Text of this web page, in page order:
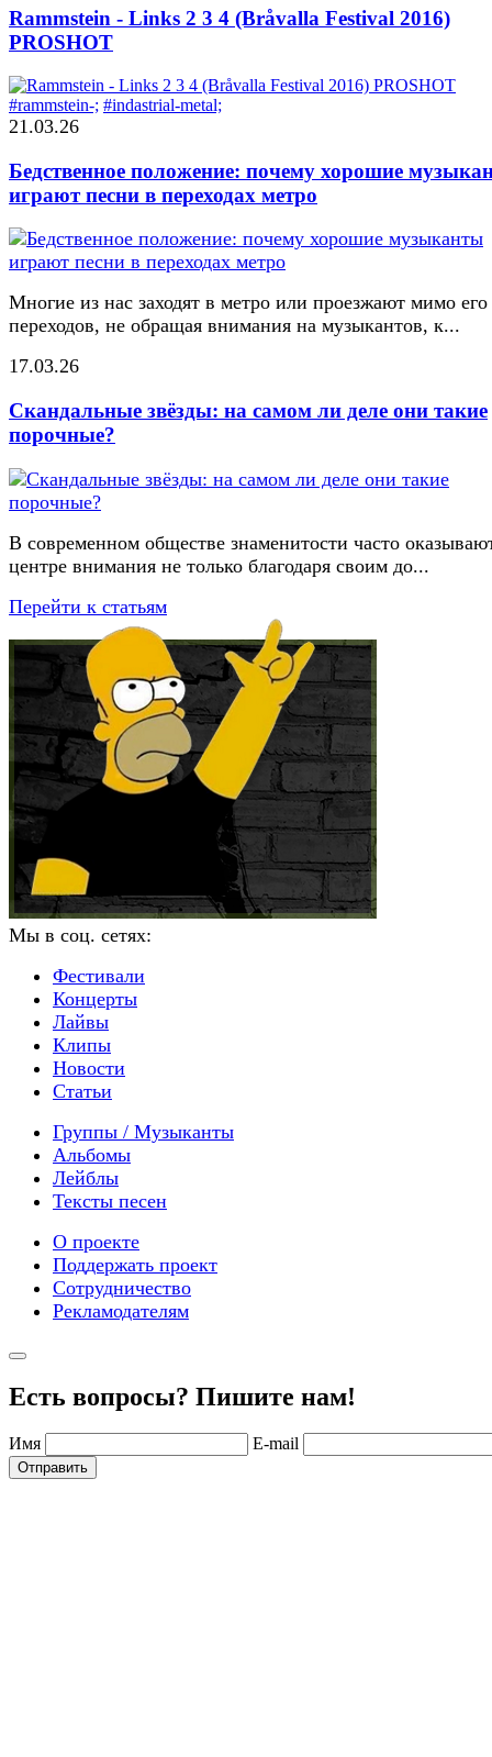
Rammstein - Links 2 3 4 (Bråvalla Festival 2016)
PROSHOT
#rammstein-; #indastrial-metal;
21.03.26
Бедственное положение: почему хорошие
играют песни в переходах метро
Многие из нас заходят в метро или проезжают мимо его
переходов, не обращая внимания на музыкантов, к...
17.03.26
Скандальные звёзды: на самом ли деле они такие
порочные?
В современном обществе знаменитости часто
центре внимания не только благодаря своим до...
Перейти к статьям
Мы в соц. сетях:
Фестивали
Концерты
Лайвы
Клипы
Новости
Статьи
Группы / Музыканты
Альбомы
Лейблы
Тексты песен
О проекте
Поддержать проект
Сотрудничество
Рекламодателям
Есть вопросы? Пишите нам!
Имя E-mail